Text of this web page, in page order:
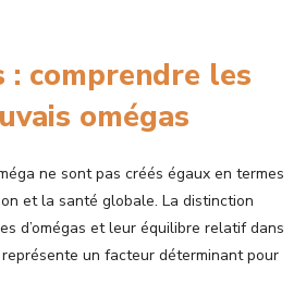
: comprendre les
omégas
ne sont pas créés égaux en termes
et la santé globale. La distinction
d’omégas et leur équilibre relatif dans
un facteur déterminant pour